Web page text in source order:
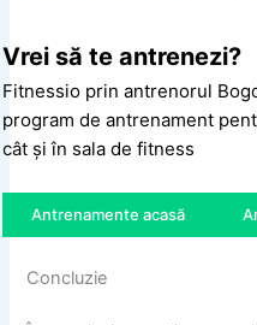
Vrei să te antrenezi?
Fitnessio prin antrenorul
program de antrenament
cât și în sala de fitness
Antrenamente acasă
Concluzie